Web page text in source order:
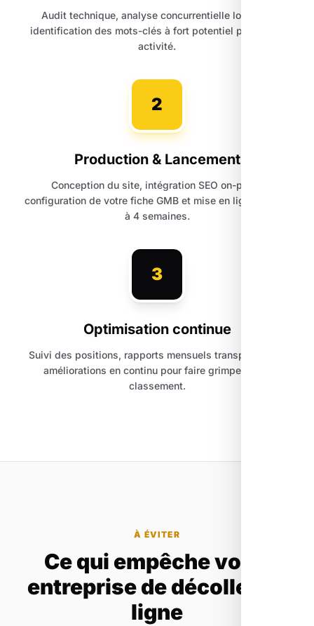
Audit technique, analyse concurrentielle locale et
identification des mots-clés à fort potentiel pour votre
activité.
2
Production & Lancement
Conception du site, intégration SEO on-page,
configuration de votre fiche GMB et mise en ligne sous 3
à 4 semaines.
3
Optimisation continue
Suivi des positions, rapports mensuels transparents et
améliorations en continu pour faire grimper votre
classement.
À ÉVITER
Ce qui empêche votre
entreprise de décoller en
ligne